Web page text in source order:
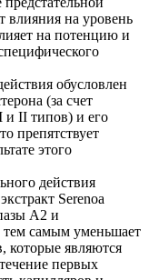
влияния на уровень
на потенцию и
обусловлен
(за счет
и II типов) и его
препятствует
этого
действия
Serenoa
А2 и
самым уменьшает
которые являются
первых